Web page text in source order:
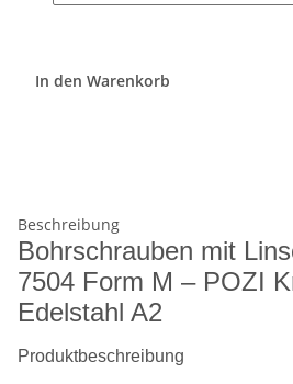
In den Warenkorb
Beschreibung
Bohrschrauben mit
7504 Form M – POZI
Edelstahl A2
Produktbeschreibung